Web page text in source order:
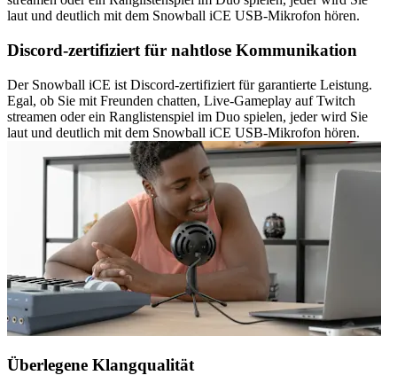
laut und deutlich mit dem Snowball iCE USB-Mikrofon hören.
Discord-zertifiziert für nahtlose Kommunikation
Der Snowball iCE ist Discord-zertifiziert für garantierte Leistung.
Egal, ob Sie mit Freunden chatten, Live-Gameplay auf Twitch
streamen oder ein Ranglistenspiel im Duo spielen, jeder wird Sie
laut und deutlich mit dem Snowball iCE USB-Mikrofon hören.
Überlegene Klangqualität